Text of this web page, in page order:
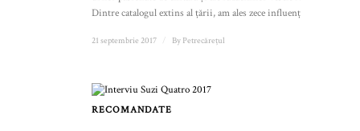
Dintre catalogul extins al țării, am ales zece influențe...
21 septembrie 2017 By Petrecărețul
RECOMANDATE